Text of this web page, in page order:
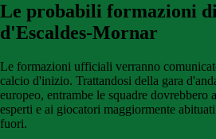
Le probabili formazioni
d'Escaldes-Mornar
Le formazioni ufficiali verranno
calcio d'inizio. Trattandosi della gara
europeo, entrambe le squadre
esperti e ai giocatori maggiormente
fuori.